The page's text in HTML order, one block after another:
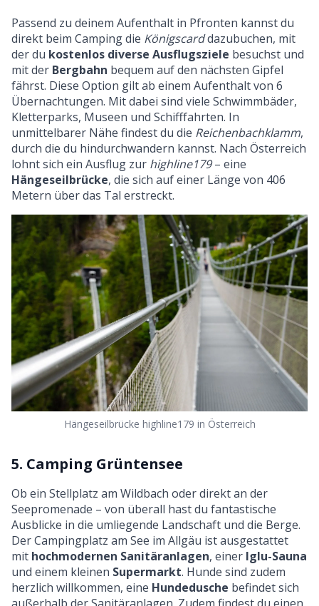
Passend zu deinem Aufenthalt in Pfronten kannst du
direkt beim Camping die Königscarddazubuchen, mit
der du kostenlos diverse Ausflugsziele besuchst und
mit der Bergbahn bequem auf den nächsten Gipfel
fährst. Diese Option gilt ab einem Aufenthalt von 6
Übernachtungen. Mit dabei sind viele Schwimmbäder,
Kletterparks, Museen und Schifffahrten. In
unmittelbarer Nähe findest du die Reichenbachklamm,
durch die du hindurchwandern kannst. Nach Österreich
lohnt sich ein Ausflug zur highline179– eine
Hängeseilbrücke, die sich auf einer Länge von 406
Metern über das Tal erstreckt.
Hängeseilbrücke highline179 in Österreich
5. Camping Grüntensee
Ob ein Stellplatz am Wildbach oder direkt an der
Seepromenade – von überall hast du fantastische
Ausblicke in die umliegende Landschaft und die Berge.
Der Campingplatz am See im Allgäu ist ausgestattet
mit hochmodernen Sanitäranlagen, einer Iglu-Sauna
und einem kleinen Supermarkt. Hunde sind zudem
herzlich willkommen, eine Hundedusche befindet sich
außerhalb der Sanitäranlagen. Zudem findest du einen